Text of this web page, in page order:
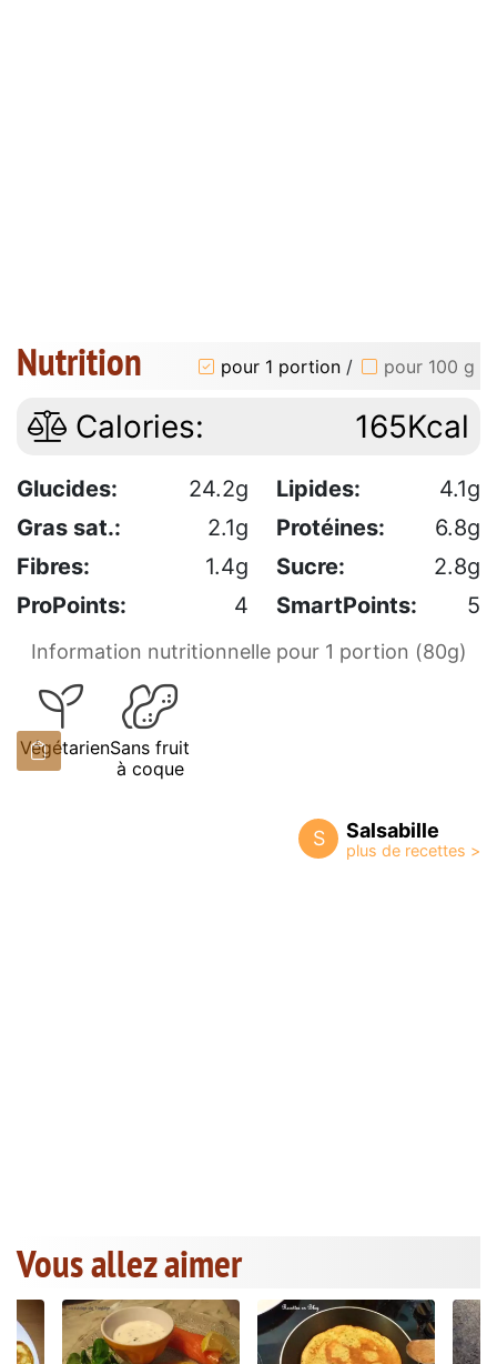
Nutrition pour 1 portion / pour 100 g
Calories: 165Kcal
Glucides: 24.2g Lipides:
4.1g
Gras sat.:
2.1g Protéines:
6.8g
Fibres:
1.4g Sucre:
2.8g
ProPoints:
4 SmartPoints: 5
Information nutritionnelle pour 1 portion (80g)
VégétarienSans fruit
à coque
S Salsabille
Vous allez aimer